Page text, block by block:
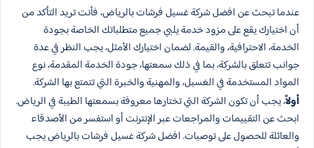
عندما تبحث عن افضل شركة غسيل فرشات بالرياض، فأنت تريد التأكد من
أن اختيارك يقع على مزود خدمة يلبي جميع متطلباتك الخاصة بجودة
الخدمة، الاحترافية، والقيمة. لضمان اختيارك الأمثل، يجب النظر في عدة
جوانب تتعلق بالشركة، بما في ذلك سمعتها، جودة الخدمة المقدمة، نوع
المواد المستخدمة في الغسيل، والمهنية والخبرة التي تتمتع بها الشركة.
أولاً، يجب أن تكون الشركة التي تختارها معروفة بسمعتها الطيبة في الرياض.
ابحث عن التقييمات والمراجعات عبر الإنترنت أو استفسر من الأصدقاء
والعائلة للحصول على توصيات. افضل شركة غسيل فرشات بالرياض يجب